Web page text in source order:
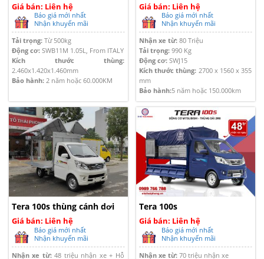
Giá bán: Liên hệ
Báo giá mới nhất
Nhận khuyến mãi
Tải trọng:Từ 500kg
Động cơ:SWB11M 1.05L, From ITALY
Kích thước thùng:
2.460x1.420x1.460mm
Bảo hành:2 năm hoặc 60.000KM
Giá bán: Liên hệ
Báo giá mới nhất
Nhận khuyến mãi
Nhận xe từ: 80 Triệu
Tải trọng: 990 Kg
Động cơ: SWJ15
Kích thước thùng: 2700 x 1560 x 355
mm
Bảo hành:5 năm hoặc 150.000km
Tera 100s thùng cánh dơi
Giá bán: Liên hệ
Báo giá mới nhất
Nhận khuyến mãi
Nhận xe từ:48 triệu nhận xe + Hỗ
Tera 100s
Giá bán: Liên hệ
Báo giá mới nhất
Nhận khuyến mãi
Nhận xe từ: 70 triệu nhận xe